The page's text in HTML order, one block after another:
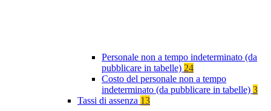
Personale non a tempo indeterminato (da
pubblicare in tabelle) 24
Costo del personale non a tempo
indeterminato (da pubblicare in tabelle) 3
Tassi di assenza 13